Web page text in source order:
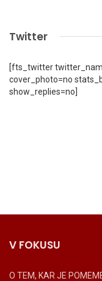
Twitter
[fts_twitter
cover_photo=no
show_replies=no]
V FOKUSU
O TEM, KAR JE